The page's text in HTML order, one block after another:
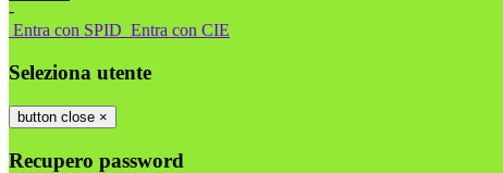
-
Entra con SPID Entra con CIE
Seleziona utente
button close ×
Recupero password